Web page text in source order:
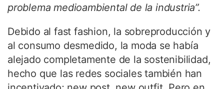
problema medioambiental de la industria”.
Debido al fast fashion, la sobreproducción y
al consumo desmedido, la moda se había
alejado completamente de la sostenibilidad,
hecho que las redes sociales también han